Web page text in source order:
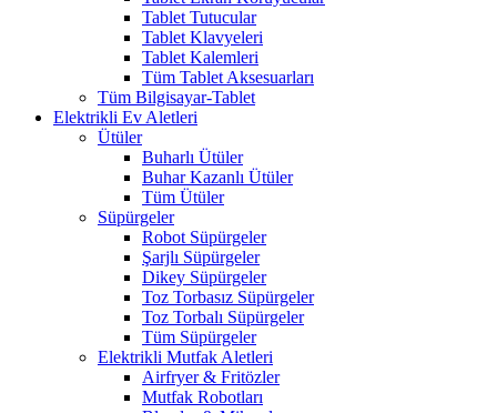
Tablet Tutucular
Tablet Klavyeleri
Tablet Kalemleri
Tüm Tablet Aksesuarları
Tüm Bilgisayar-Tablet
Elektrikli Ev Aletleri
Ütüler
Buharlı Ütüler
Buhar Kazanlı Ütüler
Tüm Ütüler
Süpürgeler
Robot Süpürgeler
Şarjlı Süpürgeler
Dikey Süpürgeler
Toz Torbasız Süpürgeler
Toz Torbalı Süpürgeler
Tüm Süpürgeler
Elektrikli Mutfak Aletleri
Airfryer & Fritözler
Mutfak Robotları